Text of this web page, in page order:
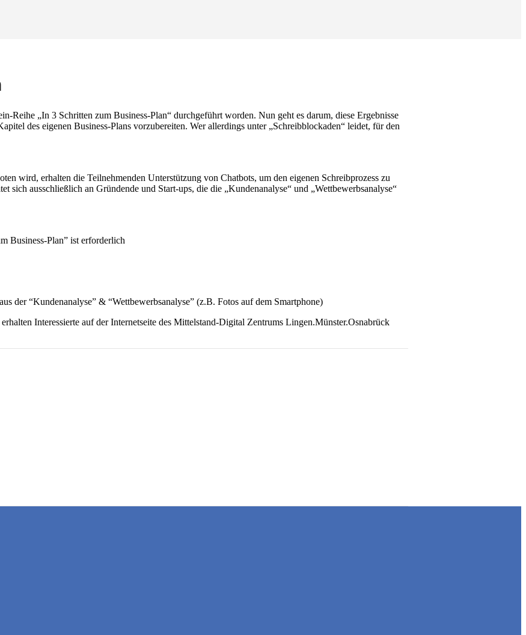
Reihe „In 3 Schritten zum Business-Plan“ durchgeführt worden. Nun geht es darum, diese Ergebnisse
des eigenen Business-Plans vorzubereiten. Wer allerdings unter „Schreibblockaden“ leidet, für den
wird, erhalten die Teilnehmenden Unterstützung von Chatbots, um den eigenen Schreibprozess zu
sich ausschließlich an Gründende und Start-ups, die die „Kundenanalyse“ und „Wettbewerbsanalyse“
Business-Plan” ist erforderlich
der “Kundenanalyse” & “Wettbewerbsanalyse” (z.B. Fotos auf dem Smartphone)
Interessierte auf der Internetseite des Mittelstand-Digital Zentrums Lingen.Münster.Osnabrück